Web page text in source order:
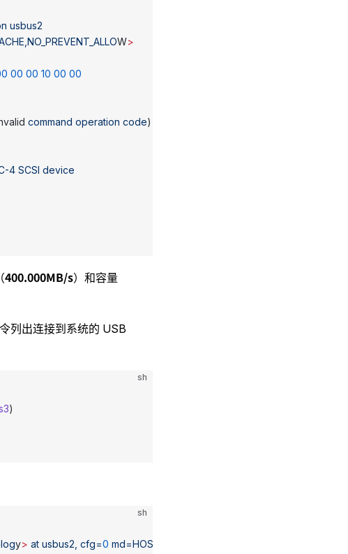
usbus2
W>
00 00 10 00 00
command operation code)
4 SCSI device
400.000MB/s）和容量
列出连接到系统的 USB
sh
)
sh
y> at usbus2, cfg=0 md=HOST